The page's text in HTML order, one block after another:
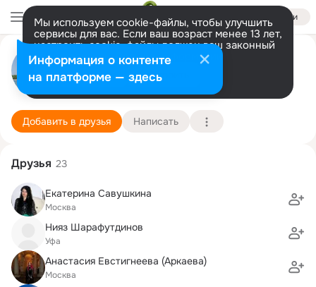
Войти
Мы используем cookie-файлы, чтобы улучшить
сервисы для вас. Если ваш возраст менее 13 лет,
настроить cookie-файлы должен ваш законный
представитель. Больше информации
Разрешить все Настроить
Denis Denis
SPb 11 февраля (42 года)
Подробнее
Добавить в друзья Написать
Друзья 23
Екатерина Савушкина
Москва
Нияз Шарафутдинов
Уфа
Анастасия Евстигнеева (Аркаева)
Москва
Информация о контенте
на платформе — здесь